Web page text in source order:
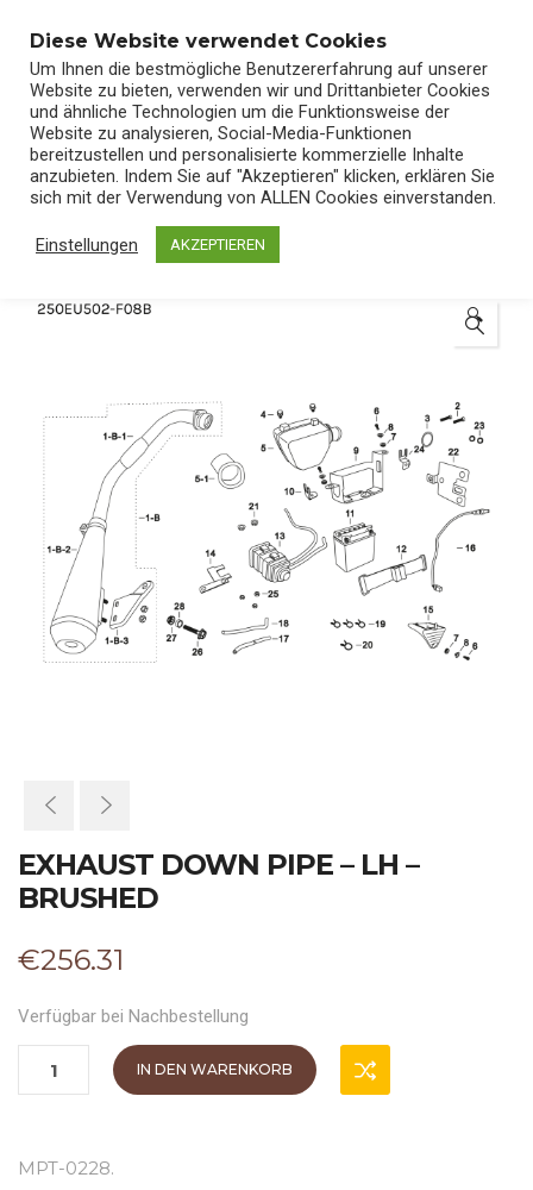
Start/Shop/Ersatzteile
🔍
EXHAUST DOWN PIPE – LH –
BRUSHED
€256.31
Verfügbar bei Nachbestellung
IN DEN WARENKORB
MPT-0228.
Diese Website verwendet Cookies
Um Ihnen die bestmögliche Benutzererfahrung auf unserer
Website zu bieten, verwenden wir und Drittanbieter Cookies
und ähnliche Technologien um die Funktionsweise der
Website zu analysieren, Social-Media-Funktionen
bereitzustellen und personalisierte kommerzielle Inhalte
anzubieten. Indem Sie auf "Akzeptieren" klicken, erklären Sie
sich mit der Verwendung von ALLEN Cookies einverstanden.
Einstellungen AKZEPTIEREN